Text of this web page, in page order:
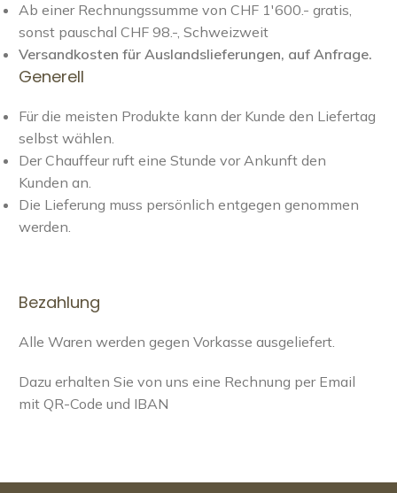
Ab einer Rechnungssumme von CHF 1'600.- gratis,
sonst pauschal CHF 98.-, Schweizweit
Versandkosten für Auslandslieferungen, auf Anfrage.
Generell
Für die meisten Produkte kann der Kunde den Liefertag
selbst wählen.
Der Chauffeur ruft eine Stunde vor Ankunft den
Kunden an.
Die Lieferung muss persönlich entgegen genommen
werden.
Bezahlung
Alle Waren werden gegen Vorkasse ausgeliefert.
Dazu erhalten Sie von uns eine Rechnung per Email
mit QR-Code und IBAN